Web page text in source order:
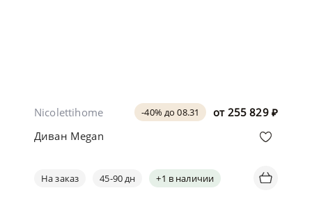
от 255 829 ₽
-40% до 08.31
Nicolettihome
Диван Megan
На заказ 45-90 дн +1 в наличии